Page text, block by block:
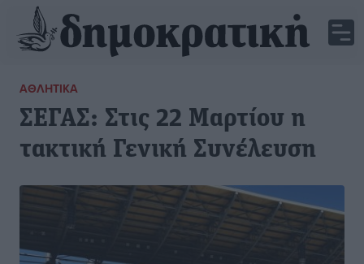
ΑΘΛΗΤΙΚΆ
ΣΕΓΑΣ: Στις 22 Μαρτίου η
τακτική Γενική Συνέλευση